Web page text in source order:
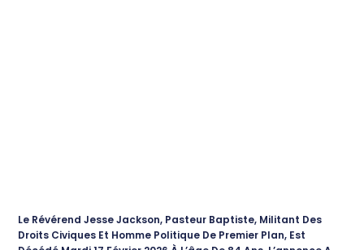
Le Révérend Jesse Jackson, Pasteur Baptiste, Militant Des
Droits Civiques Et Homme Politique De Premier Plan, Est